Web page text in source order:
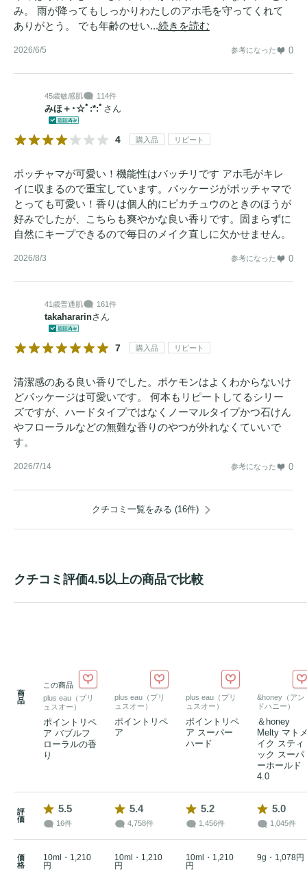
み。 雨が降ってもしっかりわたしのアホ毛を守ってくれて
ありがとう。 でも年齢のせい...続きを読む
2026/6/5 参考になった 0
45歳敏感肌 114件
みほ＋･☆ﾟ:*:ﾟ さん
4 購入品 リピート
ポッチャマが可愛い！機能性はバッチリです アホ毛がキレ
イに収まるので重宝しています。パッケージがポッチャマで
とっても可愛い！香りは個人的にピカチュウのときのほうが
好みでしたが、こちらも爽やかな良い香りです。固まらずに
自然にキープできるので毎日のメイク直しに欠かせません。
2026/8/3 参考になった 0
41歳普通肌 161件
takahararinさん
7 購入品 リピート
清潔感のある良い香りでした。ポケモンはよくわからないけ
どパッケージは可愛いです。 何本もリピートしてるシリー
ズですが、ハードタイプではなくノーマルタイプかつ石けん
やフローラルなどの無難な香りのやつが外れなくていいで
す。
2026/7/14 参考になった 0
クチコミ一覧をみる (16件)
クチコミ評価4.5以上の商品で比較
商
品
この商品
plus eau（プリ
ュスオー）
ポイントリペ
ア バブルフ
ローラルの香
り
plus eau（プリ
ュスオー）
ポイントリペ
ア
plus eau（プリ
ュスオー）
ポイントリペ
ア スーパー
ハード
&honey（アン
ドハニー）
＆honey
Melty マト
イク スティ
ック スーパ
ーホールド
4.0
評
価
5.5
16件
5.4
4,758件
5.2
1,456件
5.0
1,045件
価
格
10ml・1,210
円
10ml・1,210
円
10ml・1,210
円
9g・1,078円